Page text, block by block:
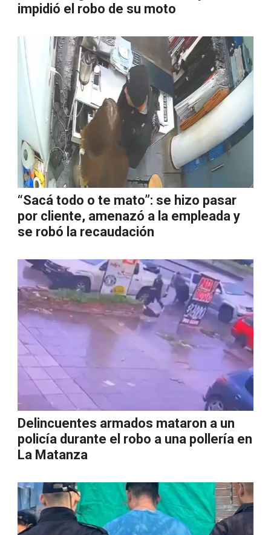
impidió el robo de su moto
“Sacá todo o te mato”: se hizo pasar
por cliente, amenazó a la empleada y
se robó la recaudación
Delincuentes armados mataron a un
policía durante el robo a una pollería en
La Matanza